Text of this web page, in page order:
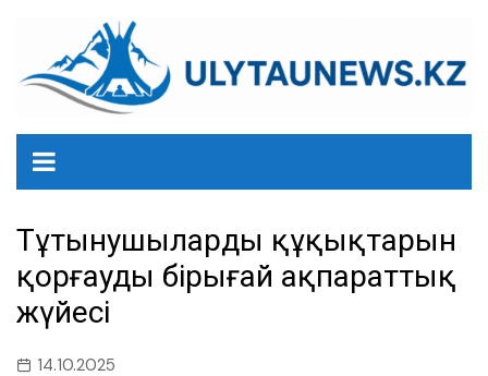
содержанию
Тұтынушылардың құқықтарын
қорғаудың бірыңғай ақпараттық
жүйесі
14.10.2025